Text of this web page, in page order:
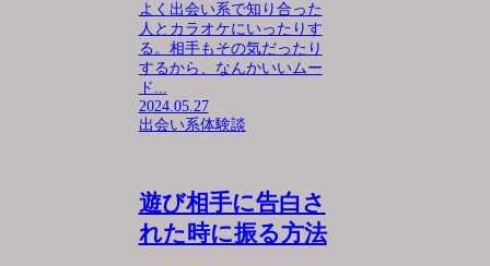
よく出会い系で知り合った
人とカラオケにいったりす
る。相手もその気だったり
するから、なんかいいムー
ド...
2024.05.27
出会い系体験談
遊び相手に告白さ
れた時に振る方法